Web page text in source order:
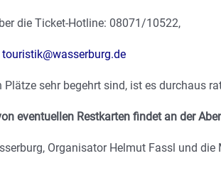
die Ticket-Hotline: 08071/10522,
touristik@wasserburg.de
Plätze sehr begehrt sind, ist es durchaus
eventuellen Restkarten findet an der
Organisator Helmut Fassl und